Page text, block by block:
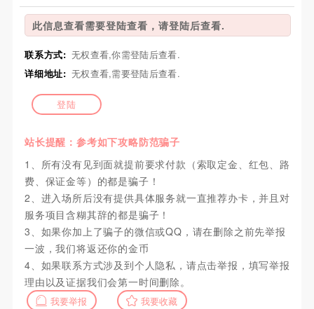
此信息查看需要登陆查看，请登陆后查看.
联系方式: 无权查看,你需登陆后查看.
详细地址: 无权查看,需要登陆后查看.
登陆
站长提醒：参考如下攻略防范骗子
1、所有没有见到面就提前要求付款（索取定金、红包、路
费、保证金等）的都是骗子！
2、进入场所后没有提供具体服务就一直推荐办卡，并且对
服务项目含糊其辞的都是骗子！
3、如果你加上了骗子的微信或QQ，请在删除之前先举报
一波，我们将返还你的金币
4、如果联系方式涉及到个人隐私，请点击举报，填写举报
理由以及证据我们会第一时间删除。
我要举报 我要收藏